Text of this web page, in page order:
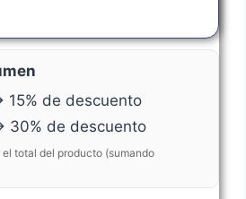
15% de descuento
30% de descuento
total del producto (sumando